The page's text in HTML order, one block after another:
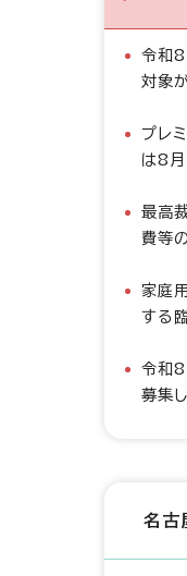
令和8
対象
プレ
は8月
最高
費等
家庭
する
令和
募集
名古